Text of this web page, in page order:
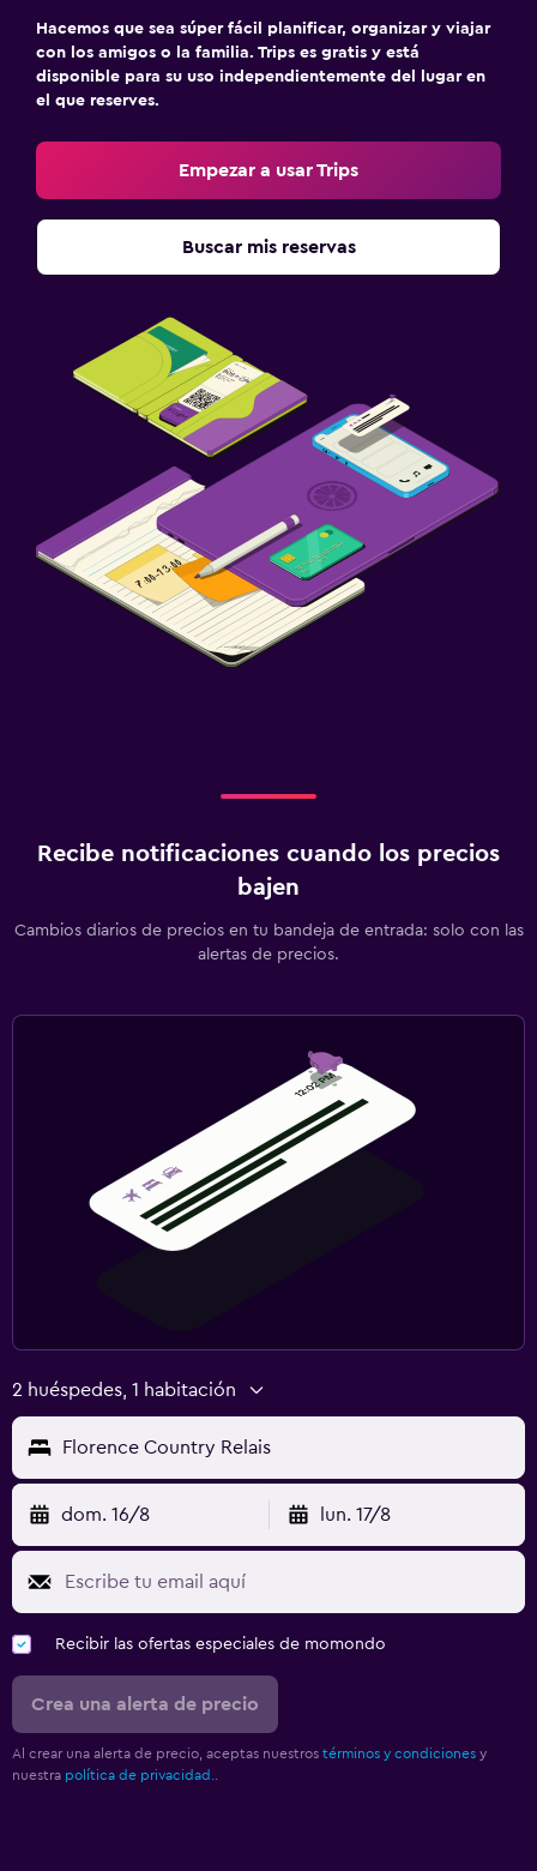
Hacemos que sea súper fácil planificar, organizar y viajar
con los amigos o la familia. Trips es gratis y está
disponible para su uso independientemente del lugar en
el que reserves.
Empezar a usar Trips
Buscar mis reservas
Recibe notificaciones cuando los precios
bajen
Cambios diarios de precios en tu bandeja de entrada: solo con las
alertas de precios.
2 huéspedes, 1 habitación
Florence Country Relais
dom. 16/8 lun. 17/8
Recibir las ofertas especiales de momondo
Crea una alerta de precio
Al crear una alerta de precio, aceptas nuestros términos y condiciones y
nuestra política de privacidad.